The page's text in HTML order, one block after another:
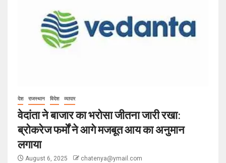
देश राजस्थान विदेश व्यापार
वेदांता ने बाजार का भरोसा जीतना जारी रखा:
ब्रोकरेज फर्मों ने आगे मजबूत आय का अनुमान
लगाया
August 6, 2025 chatenya@ymail.com